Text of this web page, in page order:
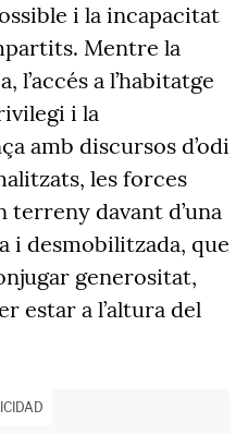
i la incapacitat
Mentre la
, l’accés a l’habitatge
i la
amb discursos d’odi
les forces
terreny davant d’una
i desmobilitzada, que
generositat,
estar a l’altura del